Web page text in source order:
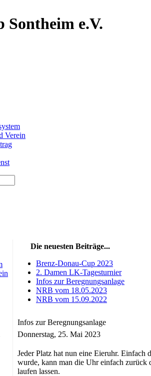
Sontheim e.V.
Verein
Die neuesten Beiträge...
Brenz-Donau-Cup 2023
2. Damen LK-Tagesturnier
Infos zur Beregnungsanlage
NRB vom 18.05.2023
NRB vom 15.09.2022
Infos zur Beregnungsanlage
Donnerstag, 25. Mai 2023
Jeder Platz hat nun eine Eieruhr. Einfach
wurde, kann man die Uhr einfach zurück
laufen lassen.